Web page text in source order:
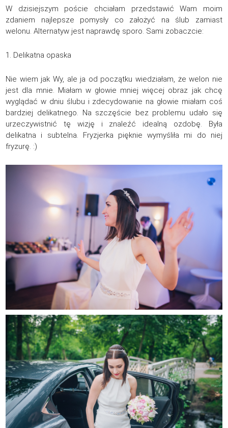
W dzisiejszym poście chciałam przedstawić Wam moim
zdaniem najlepsze pomysły co założyć na ślub zamiast
welonu. Alternatyw jest naprawdę sporo. Sami zobaczcie:
1. Delikatna opaska
Nie wiem jak Wy, ale ja od początku wiedziałam, że welon nie
jest dla mnie. Miałam w głowie mniej więcej obraz jak chcę
wyglądać w dniu ślubu i zdecydowanie na głowie miałam coś
bardziej delikatnego. Na szczęście bez problemu udało się
urzeczywistnić tę wizję i znaleźć idealną ozdobę. Była
delikatna i subtelna. Fryzjerka pięknie wymyśliła mi do niej
fryzurę. :)